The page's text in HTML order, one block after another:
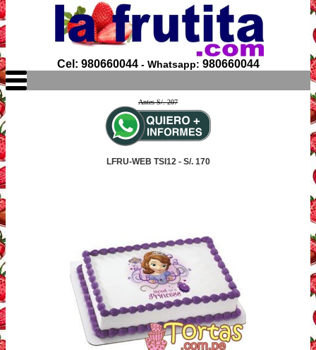
Cel: 980660044- Whatsapp: 980660044
Antes S/. 207
LFRU-WEB TSI12 - S/. 170